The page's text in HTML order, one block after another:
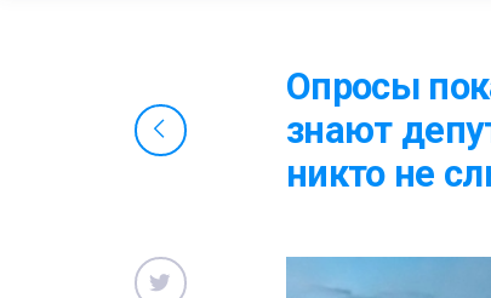
Опросы
знают
никто не